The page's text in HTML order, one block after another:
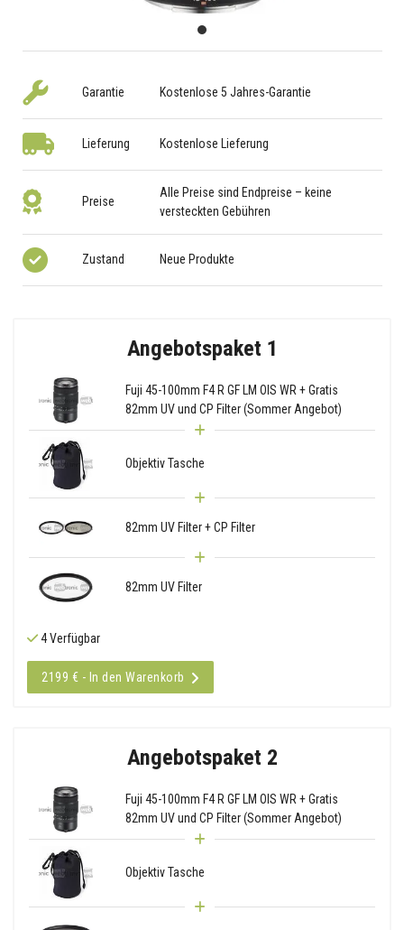
Garantie Kostenlose 5 Jahres-Garantie
Lieferung Kostenlose Lieferung
Preise
Alle Preise sind Endpreise – keine
versteckten Gebühren
Zustand Neue Produkte
Angebotspaket 1
Fuji 45-100mm F4 R GF LM OIS WR + Gratis
82mm UV und CP Filter (Sommer Angebot)
Objektiv Tasche
82mm UV Filter + CP Filter
82mm UV Filter
4 Verfügbar
2199 € - In den Warenkorb
Angebotspaket 2
Fuji 45-100mm F4 R GF LM OIS WR + Gratis
82mm UV und CP Filter (Sommer Angebot)
Objektiv Tasche